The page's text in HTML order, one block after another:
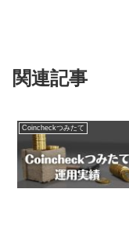
関連記事
Coincheckつみたて